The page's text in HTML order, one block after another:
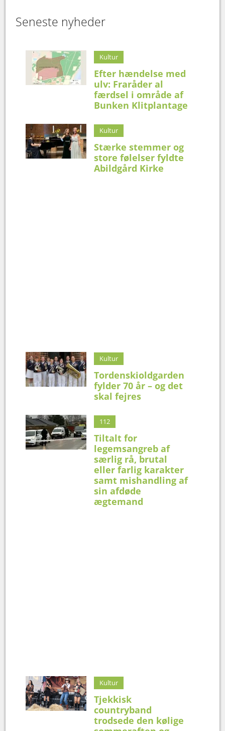
Seneste nyheder
Kultur
Efter hændelse med
ulv: Fraråder al
færdsel i område af
Bunken Klitplantage
Kultur
Stærke stemmer og
store følelser fyldte
Abildgård Kirke
Kultur
Tordenskioldgarden
fylder 70 år – og det
skal fejres
112
Tiltalt for
legemsangreb af
særlig rå, brutal
eller farlig karakter
samt mishandling af
sin afdøde
ægtemand
Kultur
Tjekkisk
countryband
trodsede den kølige